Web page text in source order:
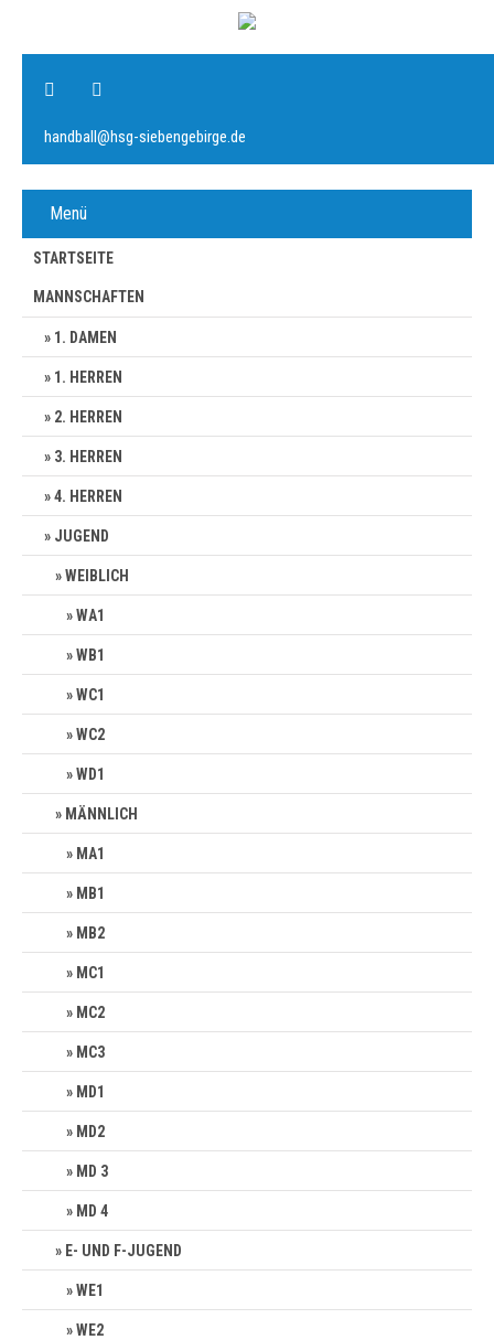
handball@hsg-siebengebirge.de
Menü
STARTSEITE
MANNSCHAFTEN
1. DAMEN
1. HERREN
2. HERREN
3. HERREN
4. HERREN
JUGEND
WEIBLICH
WA1
WB1
WC1
WC2
WD1
MÄNNLICH
MA1
MB1
MB2
MC1
MC2
MC3
MD1
MD2
MD 3
MD 4
E- UND F-JUGEND
WE1
WE2